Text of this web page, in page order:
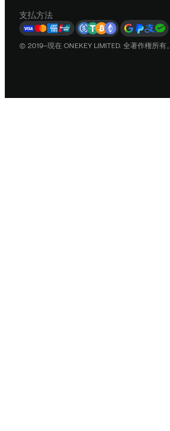
支払方法
© 2019–現在 ONEKEY LIMITED. 全著作権所有。